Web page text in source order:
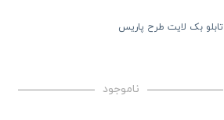
تابلو بک لایت طرح پاریس
ناموجود